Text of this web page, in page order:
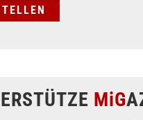
MiG